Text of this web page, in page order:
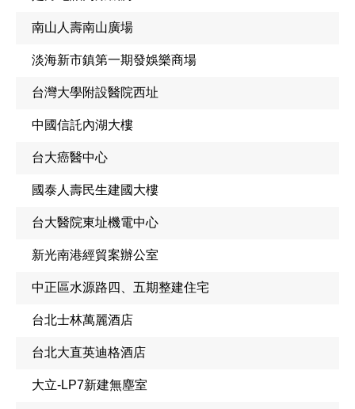
南山人壽南山廣場
淡海新市鎮第一期發娛樂商場
台灣大學附設醫院西址
中國信託內湖大樓
台大癌醫中心
國泰人壽民生建國大樓
台大醫院東址機電中心
新光南港經貿案辦公室
中正區水源路四、五期整建住宅
台北士林萬麗酒店
台北大直英迪格酒店
大立-LP7新建無塵室